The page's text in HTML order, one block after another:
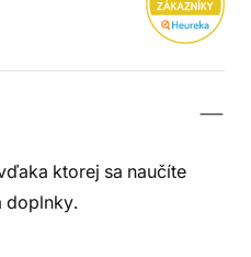
ktorej sa naučíte
doplnky.